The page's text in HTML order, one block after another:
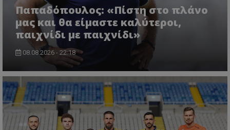
Παπαδόπουλος: «Πίστη στο πλάνο
μας και θα είμαστε καλύτεροι,
παιχνίδι με παιχνίδι»
08.08.2026 - 22:18